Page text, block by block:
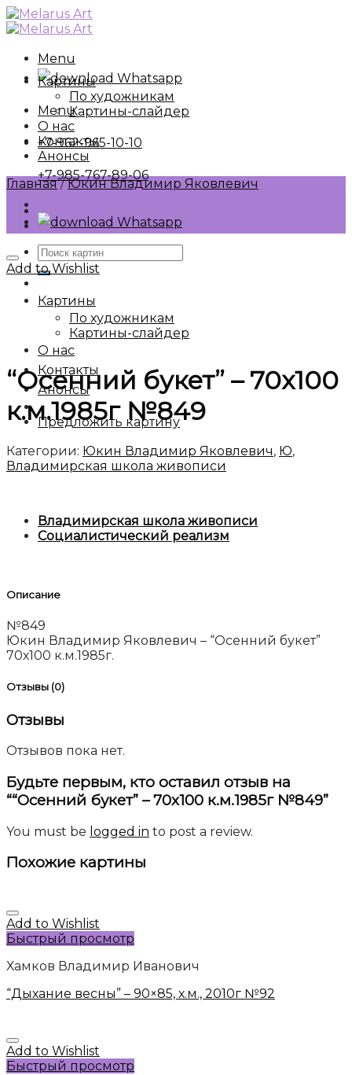
Skip
to
Menu
Whatsapp
Menu
+7-962-965-10-10
+7-985-767-89-06
Whatsapp
Искать:
Картины
По художникам
Картины-слайдер
О нас
Контакты
Анонсы
Предложить картину
Картины
По художникам
Картины-слайдер
О нас
Контакты
Анонсы
Главная / Юкин Владимир Яковлевич
Add to Wishlist
“Осенний букет” – 70х100
к.м.1985г №849
Категории: Юкин Владимир Яковлевич, Ю,
Владимирская школа живописи
Владимирская школа живописи
Социалистический реализм
Описание
№849
Юкин Владимир Яковлевич – “Осенний букет”
70х100 к.м.1985г.
Отзывы (0)
Отзывы
Отзывов пока нет.
Будьте первым, кто оставил отзыв на
““Осенний букет” – 70х100 к.м.1985г №849”
You must be logged in to post a review.
Похожие картины
Add to Wishlist
Быстрый просмотр
Хамков Владимир Иванович
“Дыхание весны” – 90×85, х.м., 2010г №92
Add to Wishlist
Быстрый просмотр